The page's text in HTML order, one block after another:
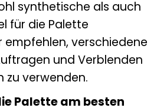
synthetische als auch
für die Palette
empfehlen, verschiedene
und Verblenden
zu verwenden.
Palette am besten